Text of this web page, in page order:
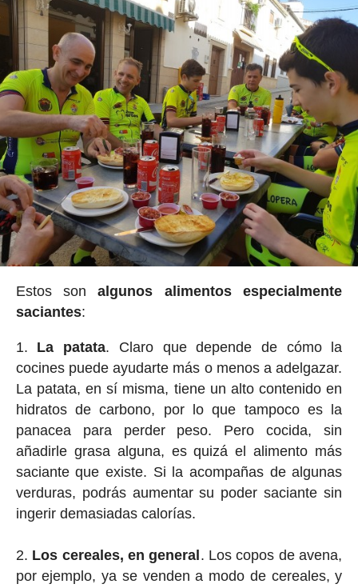
Estos sonalgunos alimentos especialmente
saciantes:
La patata. Claro que depende de cómo la
cocines puede ayudarte más o menos a adelgazar.
La patata, en sí misma, tiene un alto contenido en
hidratos de carbono, por lo que tampoco es la
panacea para perder peso. Pero cocida, sin
añadirle grasa alguna, es quizá el alimento más
saciante que existe. Si la acompañas de algunas
verduras, podrás aumentar su poder saciante sin
ingerir demasiadas calorías.
Los cereales, en general . Los copos de avena,
por ejemplo, ya se venden a modo de cereales, y